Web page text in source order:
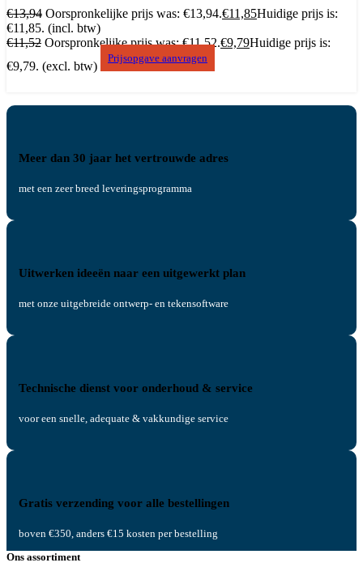
€13,94 Oorspronkelijke prijs was: €13,94.€11,85Huidige prijs is:
€11,85. (incl. btw)
€11,52 Oorspronkelijke prijs was: €11,52.€9,79Huidige prijs is:
€9,79. (excl. btw)
Prijsopgave aanvragen
Meer dan 30 jaar het vertrouwde adres
met een zeer breed leveringsprogramma
Uitwerken ideeën naar een uitgewerkt plan
met onze uitgebreide ontwerp- en tekensoftware
Technische dienst voor onderhoud & service
voor een snelle, adequate & vakkundige service
Gratis verzending voor alle bestellingen
boven €350, anders €15 kosten per bestelling
Ons assortiment